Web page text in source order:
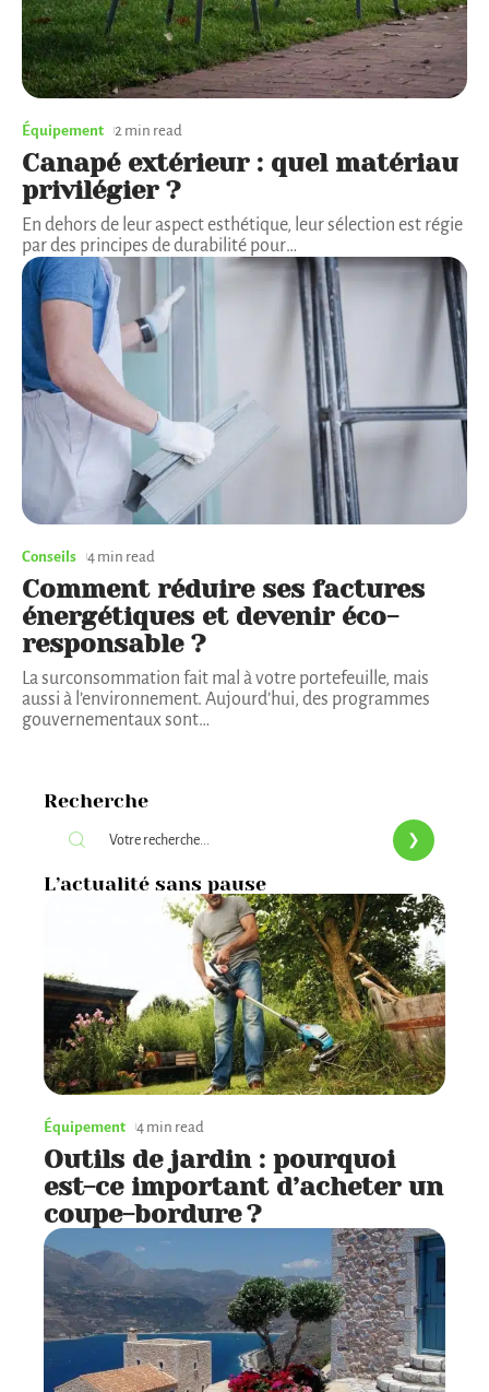
Équipement 2 min read
Canapé extérieur : quel matériau
privilégier ?
En dehors de leur aspect esthétique, leur sélection est régie
par des principes de durabilité pour…
Conseils 4 min read
Comment réduire ses factures
énergétiques et devenir éco-
responsable ?
La surconsommation fait mal à votre portefeuille, mais
aussi à l’environnement. Aujourd’hui, des programmes
gouvernementaux sont…
Recherche
L’actualité sans pause
Équipement 4 min read
Outils de jardin : pourquoi
est-ce important d’acheter un
coupe-bordure ?